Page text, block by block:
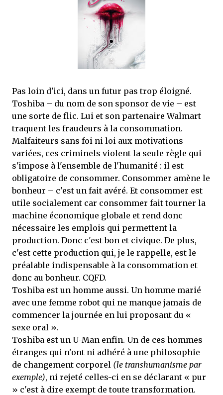
mettre sous tous les yeux. C'est cela...
Pas loin d'ici, dans un futur pas trop éloigné.
Toshiba – du nom de son sponsor de vie – est
une sorte de flic. Lui et son partenaire Walmart
traquent les fraudeurs à la consommation.
Malfaiteurs sans foi ni loi aux motivations
variées, ces criminels violent la seule règle qui
s'impose à l'ensemble de l'humanité : il est
obligatoire de consommer. Consommer amène le
bonheur – c'est un fait avéré. Et consommer est
utile socialement car consommer fait tourner la
machine économique globale et rend donc
nécessaire les emplois qui permettent la
production. Donc c'est bon et civique. De plus,
c'est cette production qui, je le rappelle, est le
préalable indispensable à la consommation et
donc au bonheur. CQFD.
Toshiba est un homme aussi. Un homme marié
avec une femme robot qui ne manque jamais de
commencer la journée en lui proposant du «
sexe oral ».
Toshiba est un U-Man enfin. Un de ces hommes
étranges qui n'ont ni adhéré à une philosophie
de changement corporel (le transhumanisme par
exemple), ni rejeté celles-ci en se déclarant « pur
» c'est à dire exempt de toute transformation.